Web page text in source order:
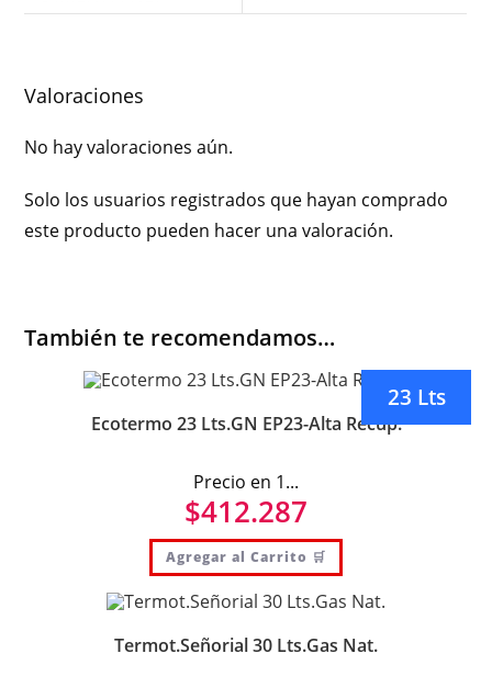
Valoraciones
No hay valoraciones aún.
Solo los usuarios registrados que hayan comprado
este producto pueden hacer una valoración.
También te recomendamos…
23 Lts
Ecotermo 23 Lts.GN EP23-Alta Recup.
Precio en 1...
$412.287
Agregar al Carrito 🛒
Termot.Señorial 30 Lts.Gas Nat.